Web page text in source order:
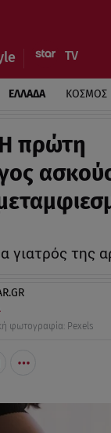
ΕΛΛΑΔΑ ΚΟΣΜΟΣ
πρώτη
γιατρός της
φωτογραφία: Pexels